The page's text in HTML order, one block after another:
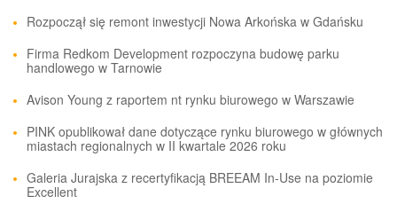
Rozpoczął się remont inwestycji Nowa Arkońska w Gdańsku
Firma Redkom Development rozpoczyna budowę parku
handlowego w Tarnowie
Avison Young z raportem nt rynku biurowego w Warszawie
PINK opublikował dane dotyczące rynku biurowego w głównych
miastach regionalnych w II kwartale 2026 roku
Galeria Jurajska z recertyfikacją BREEAM In-Use na poziomie
Excellent